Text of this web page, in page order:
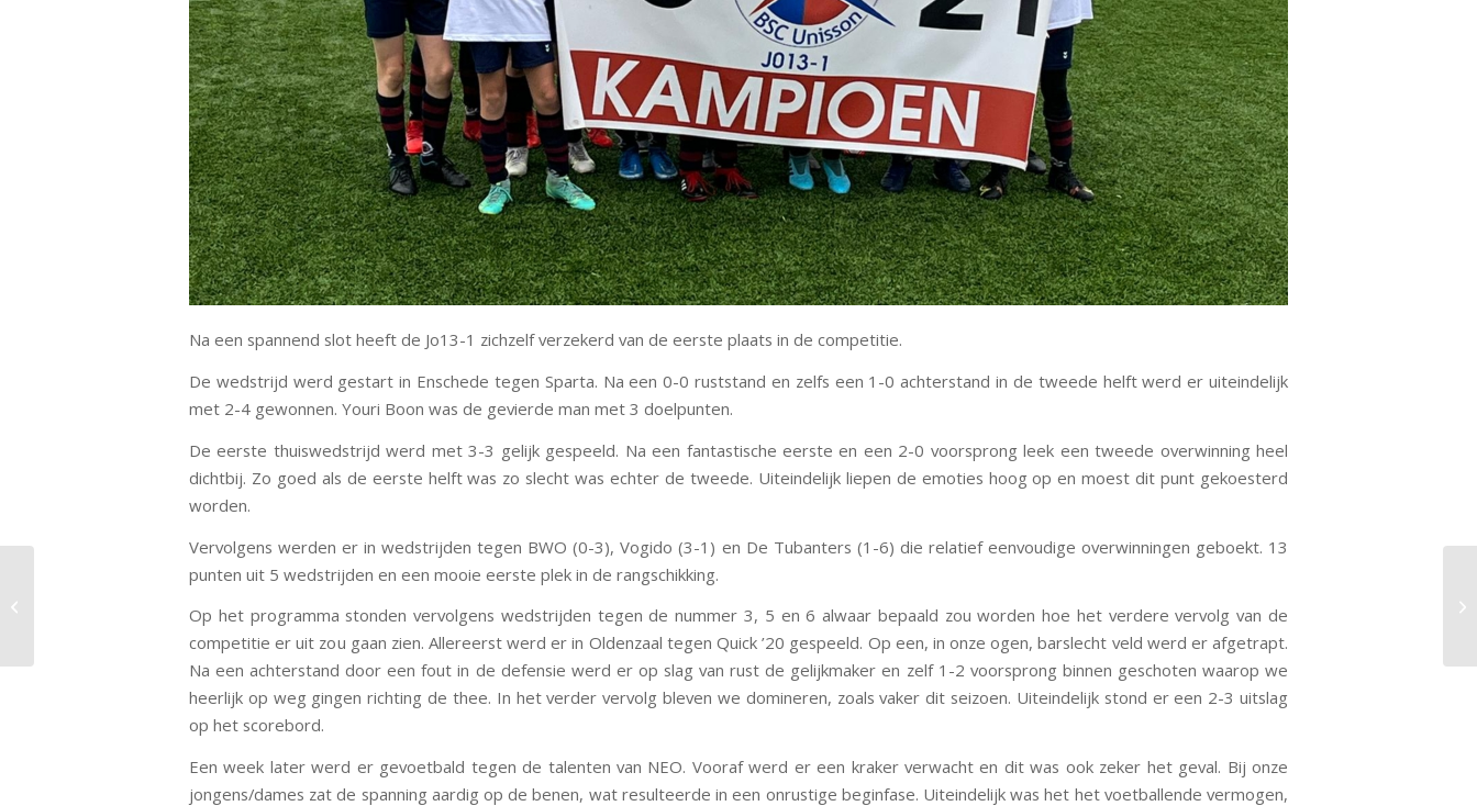
Na een spannend slot heeft de Jo13-1 zichzelf verzekerd van de eerste plaats in de competitie.
De wedstrijd werd gestart in Enschede tegen Sparta. Na een 0-0 ruststand en zelfs een 1-0 achterstand in de tweede helft werd er uiteindelijk
met 2-4 gewonnen. Youri Boon was de gevierde man met 3 doelpunten.
De eerste thuiswedstrijd werd met 3-3 gelijk gespeeld. Na een fantastische eerste en een 2-0 voorsprong leek een tweede overwinning heel
dichtbij. Zo goed als de eerste helft was zo slecht was echter de tweede. Uiteindelijk liepen de emoties hoog op en moest dit punt gekoesterd
worden.
Vervolgens werden er in wedstrijden tegen BWO (0-3), Vogido (3-1) en De Tubanters (1-6) die relatief eenvoudige overwinningen geboekt. 13
punten uit 5 wedstrijden en een mooie eerste plek in de rangschikking.
Op het programma stonden vervolgens wedstrijden tegen de nummer 3, 5 en 6 alwaar bepaald zou worden hoe het verdere vervolg van de
competitie er uit zou gaan zien. Allereerst werd er in Oldenzaal tegen Quick ’20 gespeeld. Op een, in onze ogen, barslecht veld werd er afgetrapt.
Na een achterstand door een fout in de defensie werd er op slag van rust de gelijkmaker en zelf 1-2 voorsprong binnen geschoten waarop we
heerlijk op weg gingen richting de thee. In het verder vervolg bleven we domineren, zoals vaker dit seizoen. Uiteindelijk stond er een 2-3 uitslag
op het scorebord.
Een week later werd er gevoetbald tegen de talenten van NEO. Vooraf werd er een kraker verwacht en dit was ook zeker het geval. Bij onze
jongens/dames zat de spanning aardig op de benen, wat resulteerde in een onrustige beginfase. Uiteindelijk was het het voetballende vermogen,